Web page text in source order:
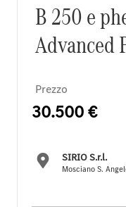
B 250 e
Advanced
Prezzo
30.500 €
SIRIO S.r.l.
Mosciano S.